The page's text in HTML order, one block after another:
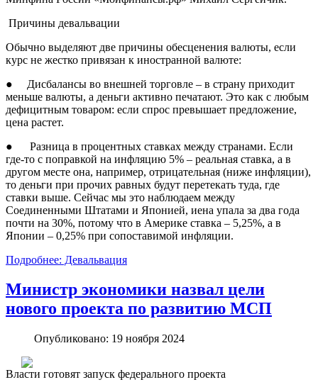
Причины девальвации
Обычно выделяют две причины обесценения валюты, если
курс не жестко привязан к иностранной валюте:
● Дисбалансы во внешней торговле – в страну приходит
меньше валюты, а деньги активно печатают. Это как с любым
дефицитным товаром: если спрос превышает предложение,
цена растет.
● Разница в процентных ставках между странами. Если
где-то с поправкой на инфляцию 5% – реальная ставка, а в
другом месте она, например, отрицательная (ниже инфляции),
то деньги при прочих равных будут перетекать туда, где
ставки выше. Сейчас мы это наблюдаем между
Соединенными Штатами и Японией, иена упала за два года
почти на 30%, потому что в Америке ставка – 5,25%, а в
Японии – 0,25% при сопоставимой инфляции.
Подробнее: Девальвация
Министр экономики назвал цели
нового проекта по развитию МСП
Опубликовано: 19 ноября 2024
Власти готовят запуск федерального проекта